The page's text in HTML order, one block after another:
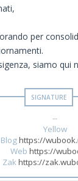
per
siamo qui
--
Yellow
Bloghttps://
Web https://
Zakhttps://